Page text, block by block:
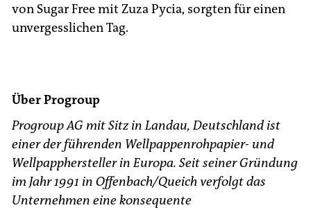
von Sugar Free mit Zuza Pycia, sorgten für einen
unvergesslichen Tag.
Über Progroup
Progroup AG mit Sitz in Landau, Deutschland ist
einer der führenden Wellpappenrohpapier- und
Wellpapphersteller in Europa. Seit seiner Gründung
im Jahr 1991 in Offenbach/Queich verfolgt das
Unternehmen eine konsequente